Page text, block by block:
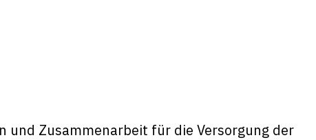
und Zusammenarbeit für die Versorgung der